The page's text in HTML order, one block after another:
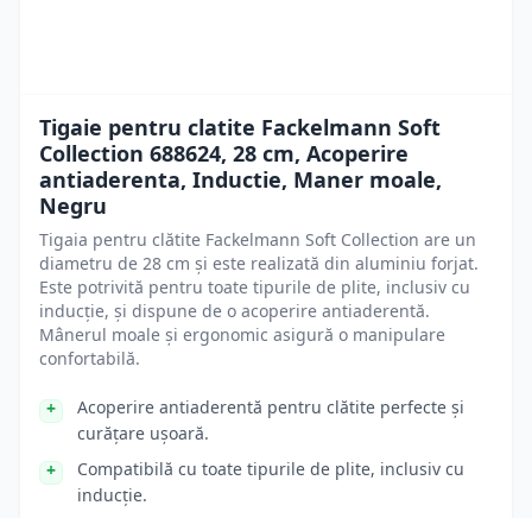
Tigaie pentru clatite Fackelmann Soft
Collection 688624, 28 cm, Acoperire
antiaderenta, Inductie, Maner moale,
Negru
Tigaia pentru clătite Fackelmann Soft Collection are un
diametru de 28 cm și este realizată din aluminiu forjat.
Este potrivită pentru toate tipurile de plite, inclusiv cu
inducție, și dispune de o acoperire antiaderentă.
Mânerul moale și ergonomic asigură o manipulare
confortabilă.
Acoperire antiaderentă pentru clătite perfecte și
curățare ușoară.
Compatibilă cu toate tipurile de plite, inclusiv cu
inducție.